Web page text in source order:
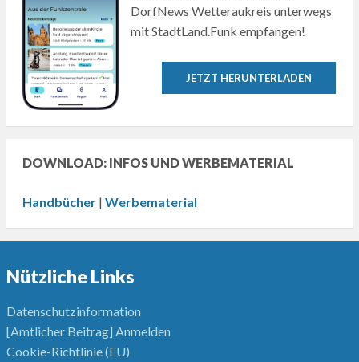
DorfNews Wetteraukreis unterwegs
mit StadtLand.Funk empfangen!
JETZT HERUNTERLADEN
DOWNLOAD: INFOS UND WERBEMATERIAL
Handbücher| Werbematerial
Nützliche Links
Datenschutzinformation
[Amtlicher Beitrag] Anmelden
Cookie-Richtlinie (EU)